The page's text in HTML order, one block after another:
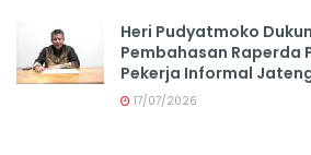
Heri Pudyatmoko
Pembahasan Raperda
Pekerja Informal
17/07/2026